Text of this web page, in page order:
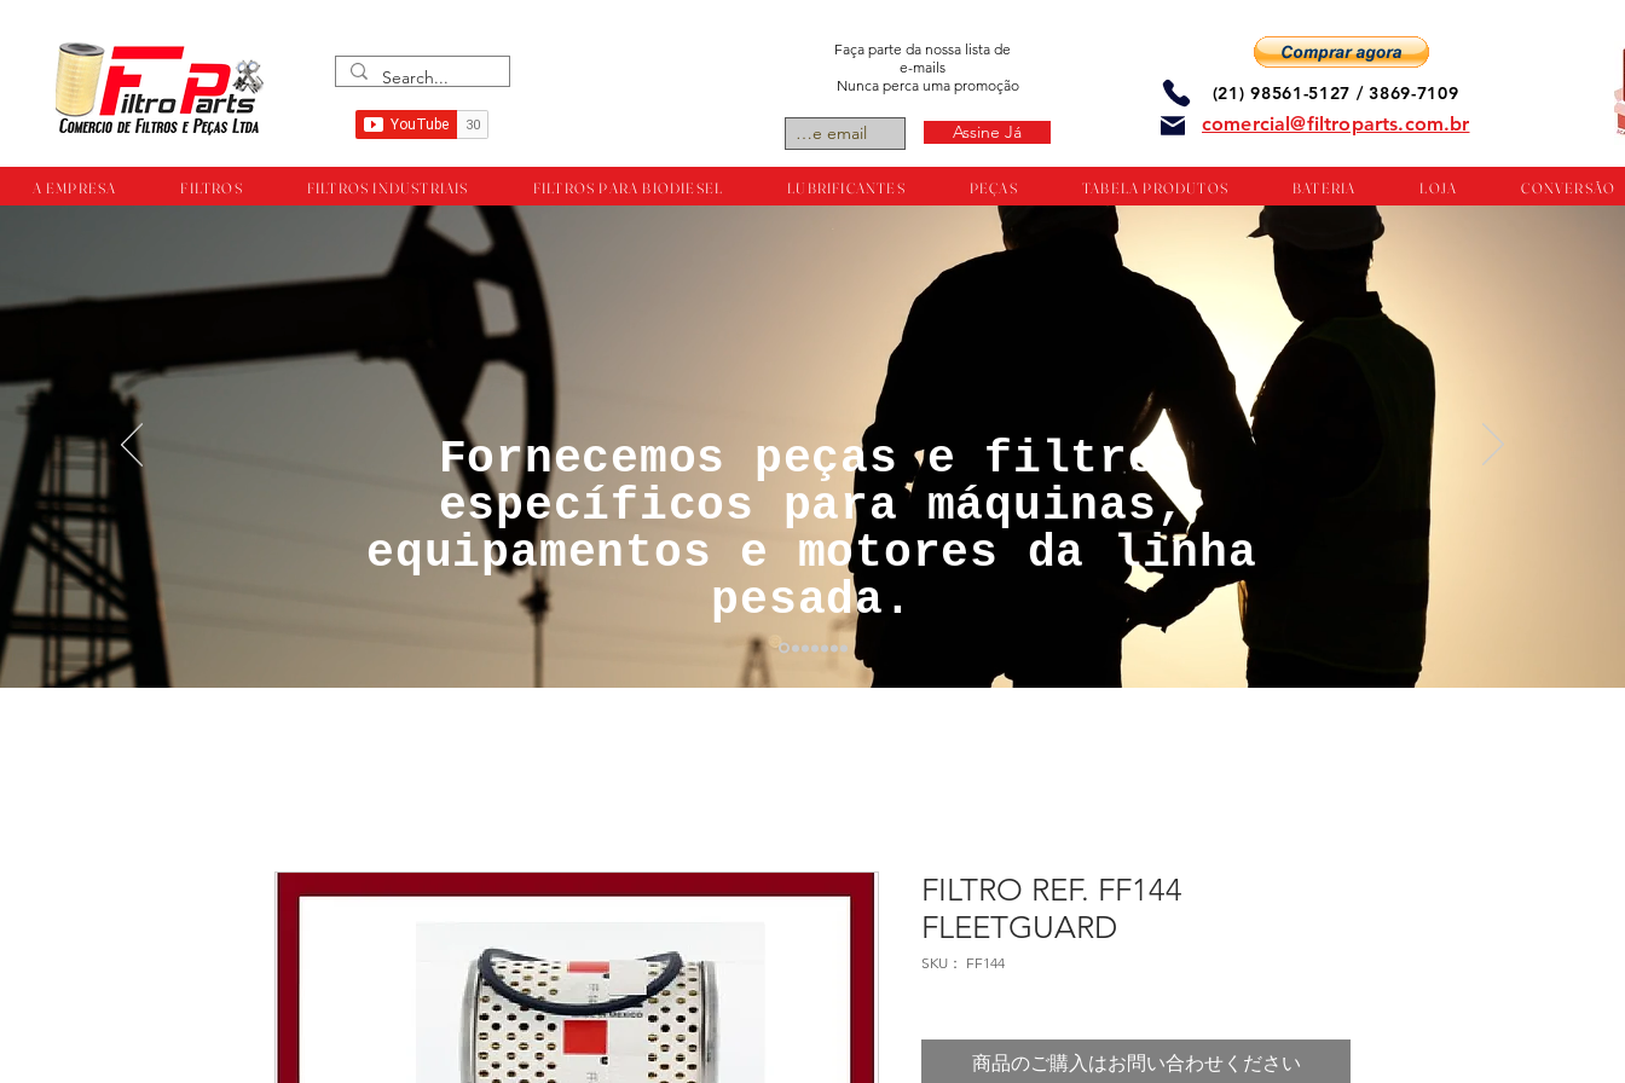
Faça parte da nossa lista de
e-mails
Nunca perca uma promoção
Assine Já
(21) 98561-5127 / 3869-7109
comercial@filtroparts.com.br
A EMPRESA FILTROS FILTROS INDUSTRIAIS FILTROS PARA BIODIESEL LUBRIFICANTES PEÇAS TABELA PRODUTOS BATERIA LOJA CONVERSÃO
™®©Todos os direitos reservador a
empresa Filtroparts.
Fornecemos peças e filtros
específicos para máquinas,
equipamentos e motores da linha
pesada.
FILTRO REF. FF144
FLEETGUARD
SKU： FF144
商品のご購入はお問い合わせください